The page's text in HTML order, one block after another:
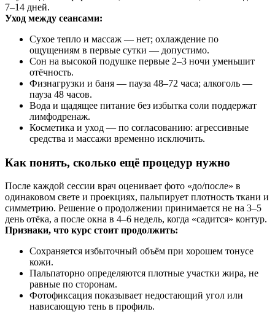
7–14 дней.
Уход между сеансами:
Сухое тепло и массаж — нет; охлаждение по
ощущениям в первые сутки — допустимо.
Сон на высокой подушке первые 2–3 ночи уменьшит
отёчность.
Физнагрузки и баня — пауза 48–72 часа; алкоголь —
пауза 48 часов.
Вода и щадящее питание без избытка соли поддержат
лимфодренаж.
Косметика и уход — по согласованию: агрессивные
средства и массажи временно исключить.
Как понять, сколько ещё процедур нужно
После каждой сессии врач оценивает фото «до/после» в
одинаковом свете и проекциях, пальпирует плотность ткани и
симметрию. Решение о продолжении принимается не на 3–5
день отёка, а после окна в 4–6 недель, когда «садится» контур.
Признаки, что курс стоит продолжить:
Сохраняется избыточный объём при хорошем тонусе
кожи.
Пальпаторно определяются плотные участки жира, не
равные по сторонам.
Фотофиксация показывает недостающий угол или
нависающую тень в профиль.